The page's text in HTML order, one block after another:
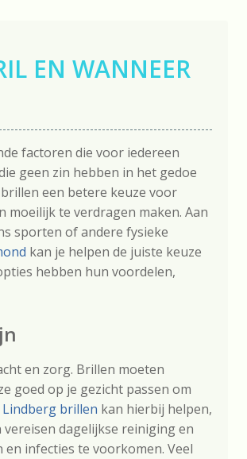
EN WANNEER
factoren die voor iedereen
geen zin hebben in het gedoe
een betere keuze voor
te verdragen maken. Aan
sporten of andere fysieke
kan je helpen de juiste keuze
hebben hun voordelen,
en zorg. Brillen moeten
goed op je gezicht passen om
Lindberg brillen kan hierbij helpen,
dagelijkse reiniging en
infecties te voorkomen. Veel